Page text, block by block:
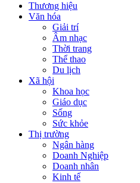
Thương hiệu
Văn hóa
Giải trí
Âm nhạc
Thời trang
Thể thao
Du lịch
Xã hội
Khoa học
Giáo dục
Sống
Sức khỏe
Thị trường
Ngân hàng
Doanh Nghiệp
Doanh nhân
Kinh tế